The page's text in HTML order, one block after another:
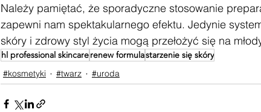
Należy pamiętać, że sporadyczne stosowanie
zapewni nam spektakularnego efektu. Jedynie
skóry i zdrowy styl życia mogą przełożyć się na
hl professional skincarerenew formulastarzenie się skóry
#kosmetyki #twarz #uroda